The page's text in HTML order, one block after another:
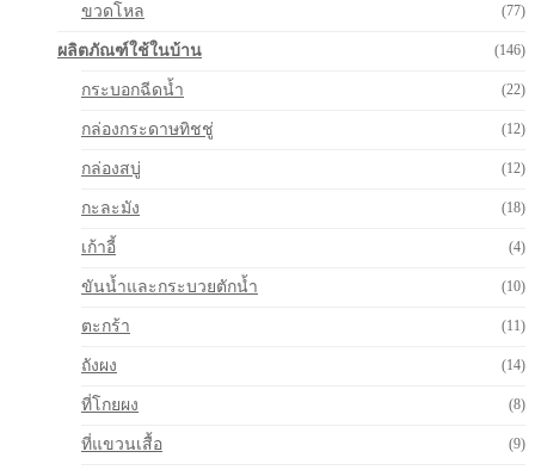
ขวดโหล (77)
ผลิตภัณฑ์ใช้ในบ้าน (146)
กระบอกฉีดน้ำ (22)
กล่องกระดาษทิชชู่ (12)
กล่องสบู่ (12)
กะละมัง (18)
เก้าอี้ (4)
ขันน้ำและกระบวยตักน้ำ (10)
ตะกร้า (11)
ถังผง (14)
ที่โกยผง (8)
ที่แขวนเสื้อ (9)